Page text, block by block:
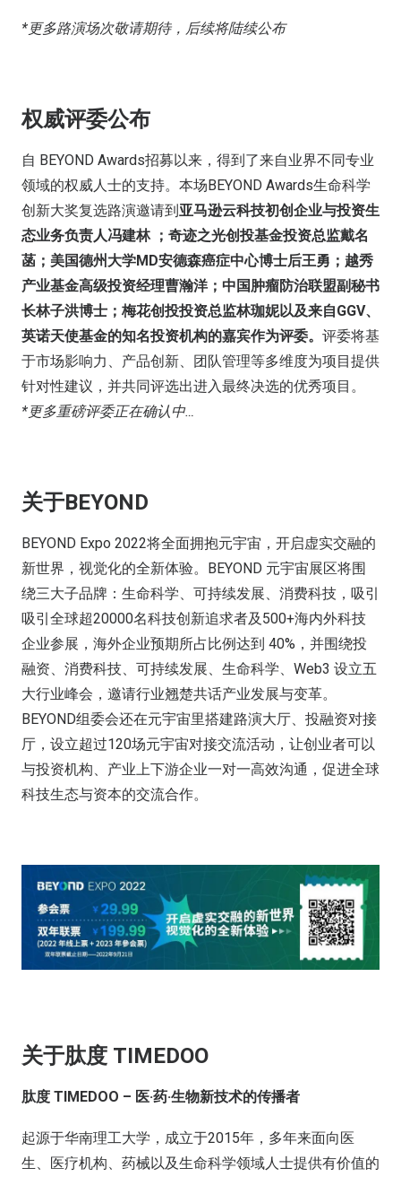
*更多路演场次敬请期待，后续将陆续公布
权威评委公布
自 BEYOND Awards招募以来，得到了来自业界不同专业
领域的权威人士的支持。本场BEYOND Awards生命科学
创新大奖复选路演邀请到 亚马逊云科技初创企业与投资生
态业务负责人冯建林 ；奇迹之光创投基金投资总监戴名
菡；美国德州大学MD安德森癌症中心博士后王勇；越秀
产业基金高级投资经理曹瀚洋；中国肿瘤防治联盟副秘书
长林子洪博士；梅花创投投资总监林珈妮以及来自GGV、
英诺天使基金的知名投资机构的嘉宾作为评委。 评委将基
于市场影响力、产品创新、团队管理等多维度为项目提供
针对性建议，并共同评选出进入最终决选的优秀项目。
*更多重磅评委正在确认中…
关于BEYOND
BEYOND Expo 2022将全面拥抱元宇宙，开启虚实交融的
新世界，视觉化的全新体验。BEYOND 元宇宙展区将围
绕三大子品牌：生命科学、可持续发展、消费科技，吸引
吸引全球超20000名科技创新追求者及500+海内外科技
企业参展，海外企业预期所占比例达到 40%，并围绕投
融资、消费科技、可持续发展、生命科学、Web3 设立五
大行业峰会，邀请行业翘楚共话产业发展与变革。
BEYOND组委会还在元宇宙里搭建路演大厅、投融资对接
厅，设立超过120场元宇宙对接交流活动，让创业者可以
与投资机构、产业上下游企业一对一高效沟通，促进全球
科技生态与资本的交流合作。
关于肽度 TIMEDOO
肽度 TIMEDOO – 医·药·生物新技术的传播者
起源于华南理工大学，成立于2015年，多年来⾯向医
⽣、医疗机构、药械以及⽣命科学领域⼈⼠提供有价值的